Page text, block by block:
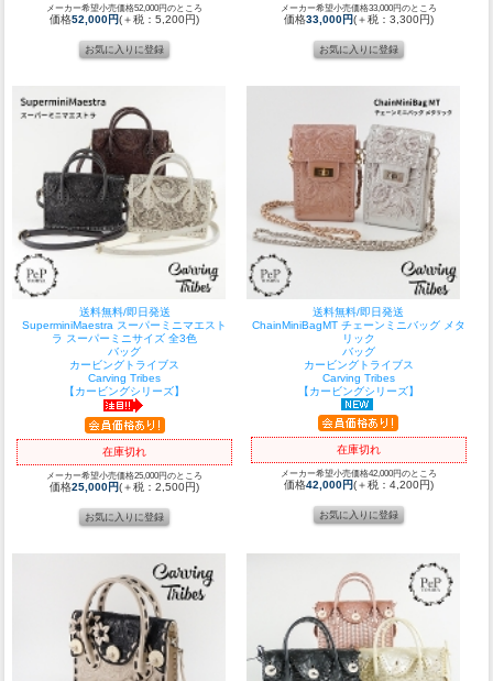
メーカー希望小売価格52,000円のところ
価格52,000円(＋税：5,200円)
メーカー希望小売価格33,000円のところ
価格33,000円(＋税：3,300円)
送料無料/即日発送
SuperminiMaestra スーパーミニマエスト
ラ スーパーミニサイズ 全3色
バッグ
カービングトライブス
Carving Tribes
【カービングシリーズ】
在庫切れ
メーカー希望小売価格25,000円のところ
価格25,000円(＋税：2,500円)
送料無料/即日発送
ChainMiniBagMT チェーンミニバッグ メタ
リック
バッグ
カービングトライブス
Carving Tribes
【カービングシリーズ】
在庫切れ
メーカー希望小売価格42,000円のところ
価格42,000円(＋税：4,200円)